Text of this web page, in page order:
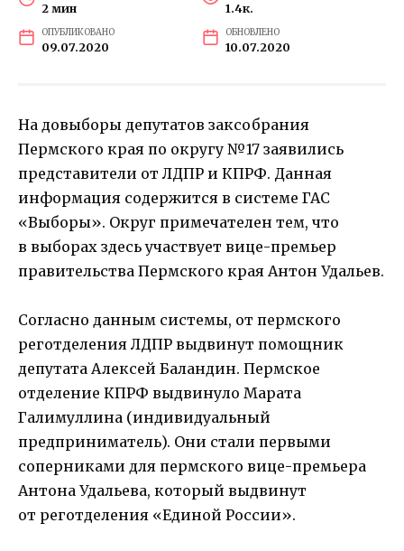
2 мин 1.4к.
ОПУБЛИКОВАНО
09.07.2020
ОБНОВЛЕНО
10.07.2020
На довыборы депутатов заксобрания
Пермского края по округу №17 заявились
представители от ЛДПР и КПРФ. Данная
информация содержится в системе ГАС
«Выборы». Округ примечателен тем, что
в выборах здесь участвует вице-премьер
правительства Пермского края Антон Удальев.
Согласно данным системы, от пермского
реготделения ЛДПР выдвинут помощник
депутата Алексей Баландин. Пермское
отделение КПРФ выдвинуло Марата
Галимуллина (индивидуальный
предприниматель). Они стали первыми
соперниками для пермского вице-премьера
Антона Удальева, который выдвинут
от реготделения «Единой России».